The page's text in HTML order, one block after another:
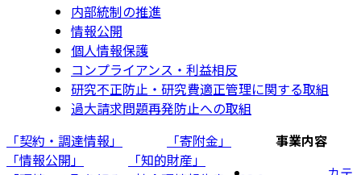
内部統制の推進
情報公開
個人情報保護
コンプライアンス・利益相反
研究不正防止・研究費適正管理に関する取組
過大請求問題再発防止への取組
「契約・調達情報」
「寄附金」
「情報公開」
「知的財産」
事業内容